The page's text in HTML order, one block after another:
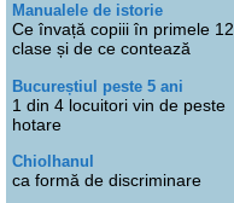
Manualele de istorie
Ce învață copiii în primele 12
clase și de ce contează
Bucureștiul peste 5 ani
1 din 4 locuitori vin de peste
hotare
Chiolhanul
ca formă de discriminare